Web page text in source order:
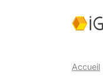
Accueil